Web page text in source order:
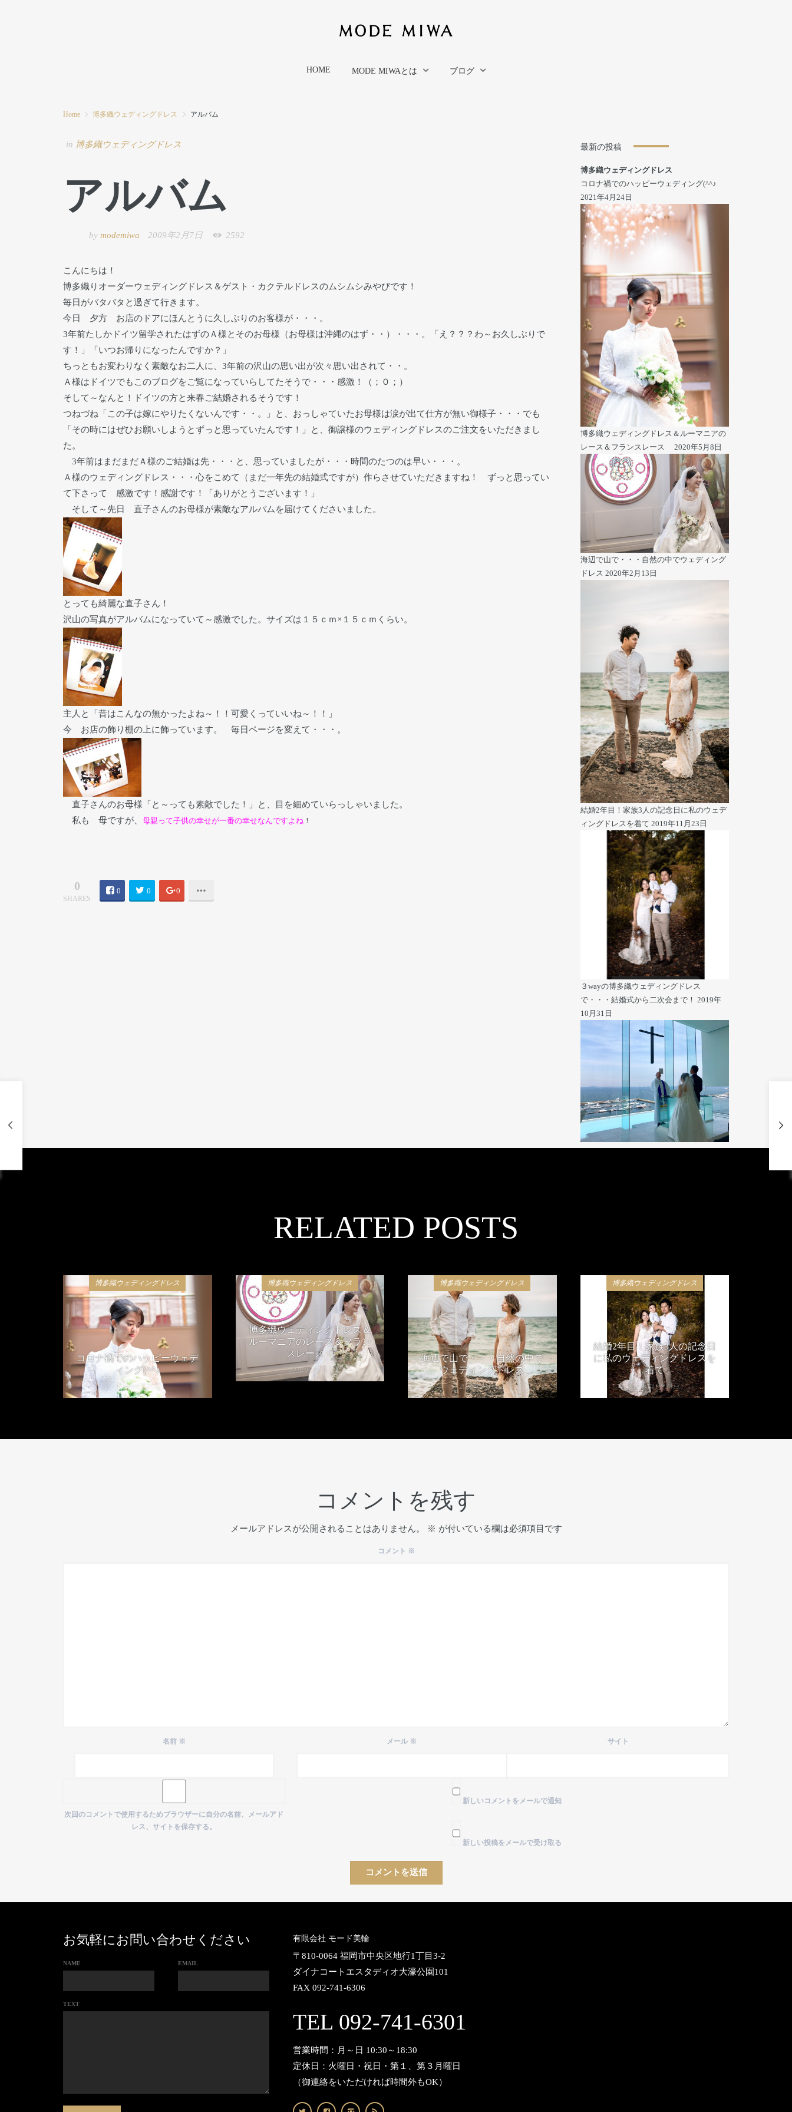
HOME MODE MIWAとは ブログ
Home 博多織ウェディングドレス アルバム
in 博多織ウェディングドレス
アルバム
by modemiwa 2009年2月7日 2592
こんにちは！
博多織りオーダーウェディングドレス＆ゲスト・カクテルドレスのムシムシみやびです！
毎日がバタバタと過ぎて行きます。
今日 夕方 お店のドアにほんとうに久しぶりのお客様が・・・。
3年前たしかドイツ留学されたはずのＡ様とそのお母様（お母様は沖縄のはず・・）・・・。「え？？？わ～お久しぶりで
す！」「いつお帰りになったんですか？」
ちっともお変わりなく素敵なお二人に、3年前の沢山の思い出が次々思い出されて・・。
Ａ様はドイツでもこのブログをご覧になっていらしてたそうで・・・感激！（；０；）
そして～なんと！ドイツの方と来春ご結婚されるそうです！
つねづね「この子は嫁にやりたくないんです・・。」と、おっしゃていたお母様は涙が出て仕方が無い御様子・・・でも
「その時にはぜひお願いしようとずっと思っていたんです！」と、御譲様のウェディングドレスのご注文をいただきまし
た。
3年前はまだまだＡ様のご結婚は先・・・と、思っていましたが・・・時間のたつのは早い・・・。
Ａ様のウェディングドレス・・・心をこめて（まだ一年先の結婚式ですが）作らさせていただきますね！ ずっと思ってい
て下さって 感激です！感謝です！「ありがとうございます！」
そして～先日 直子さんのお母様が素敵なアルバムを届けてくださいました。
とっても綺麗な直子さん！
沢山の写真がアルバムになっていて～感激でした。サイズは１５ｃｍ×１５ｃｍくらい。
主人と「昔はこんなの無かったよね～！！可愛くっていいね～！！」
今 お店の飾り棚の上に飾っています。 毎日ページを変えて・・・。
直子さんのお母様「と～っても素敵でした！」と、目を細めていらっしゃいました。
私も 母ですが、 母親って子供の幸せが一番の幸せなんですよね ！
0
SHARES
0 0 0
最新の投稿
博多織ウェディングドレス
コロナ禍でのハッピーウェディング(^^♪
2021年4月24日
博多織ウェディングドレス＆ルーマニアの
レース＆フランスレース
2020年5月8日
海辺で山で・・・自然の中でウェディング
ドレス 2020年2月13日
結婚2年目！家族3人の記念日に私のウェデ
ィングドレスを着て 2019年11月23日
３wayの博多織ウェディングドレス
で・・・結婚式から二次会まで！ 2019年
10月31日
RELATED POSTS
博多織ウェディングドレス
コロナ禍でのハッピーウェデ
ィング(^^♪
2021年4月24日
博多織ウェディングドレス
博多織ウェディングドレス＆
ルーマニアのレース＆フラン
スレース
2020年5月8日
博多織ウェディングドレス
海辺で山で・・・自然の中で
ウェディングドレス
2020年2月13日
博多織ウェディングドレス
結婚2年目！家族3人の記念日
に私のウェディングドレスを
着て
2019年11月23日
コメントを残す
メールアドレスが公開されることはありません。 ※ が付いている欄は必須項目です
コメント ※
名前 ※ メール ※ サイト
次回のコメントで使用するためブラウザーに自分の名前、メールアド
レス、サイトを保存する。
新しいコメントをメールで通知
新しい投稿をメールで受け取る
お気軽にお問い合わせください
NAME EMAIL
TEXT
有限会社 モード美輪
〒810-0064 福岡市中央区地行1丁目3-2
ダイナコートエスタディオ大濠公園101
FAX 092-741-6306
TEL 092-741-6301
営業時間：月～日 10:30～18:30
定休日：火曜日・祝日・第１、第３月曜日
（御連絡をいただければ時間外もOK）